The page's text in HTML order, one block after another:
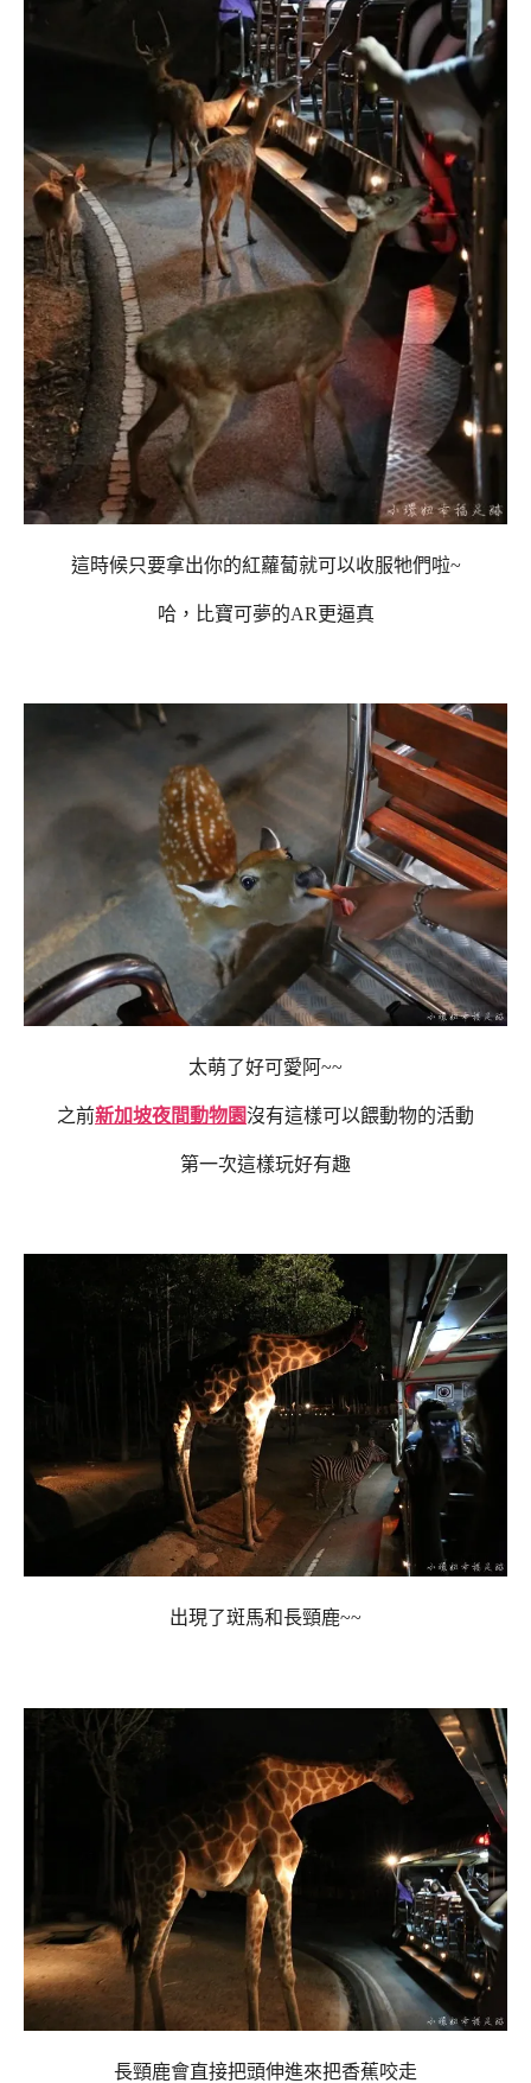
這時候只要拿出你的紅蘿蔔就可以收服牠們啦~
哈，比寶可夢的AR更逼真
太萌了好可愛阿~~
之前新加坡夜間動物園沒有這樣可以餵動物的活動
第一次這樣玩好有趣
出現了斑馬和長頸鹿~~
長頸鹿會直接把頭伸進來把香蕉咬走